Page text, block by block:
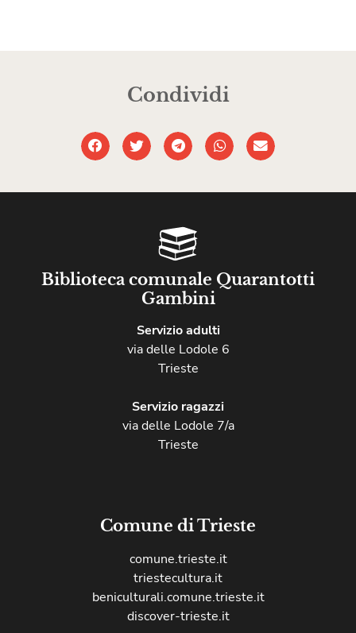
Condividi
Biblioteca comunale Quarantotti
Gambini
Servizio adulti
via delle Lodole 6
Trieste
Servizio ragazzi
via delle Lodole 7/a
Trieste
Comune di Trieste
comune.trieste.it
triestecultura.it
beniculturali.comune.trieste.it
discover-trieste.it